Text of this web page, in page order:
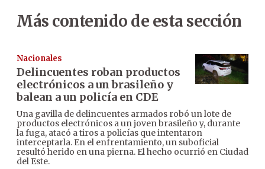
Más contenido de esta sección
Nacionales
Delincuentes roban productos
electrónicos a un brasileño y
balean a un policía en CDE
Una gavilla de delincuentes armados robó un lote de
productos electrónicos a un joven brasileño y, durante
la fuga, atacó a tiros a policías que intentaron
interceptarla. En el enfrentamiento, un suboficial
resultó herido en una pierna. El hecho ocurrió en Ciudad
del Este.